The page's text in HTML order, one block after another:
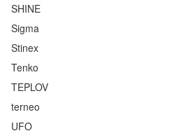
SHINE
Sigma
Stinex
Tenko
TEPLOV
terneo
UFO